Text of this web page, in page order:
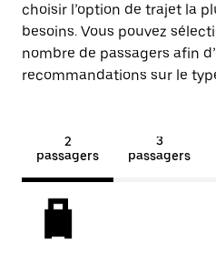
choisir l’option de trajet la
besoins. Vous pouvez
nombre de passagers afin
recommandations sur le
2
passagers
3
passagers